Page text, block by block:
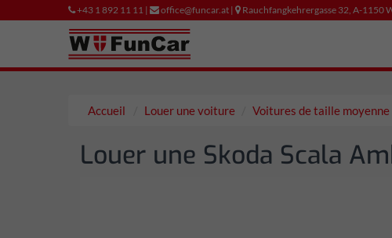
+43 1 892 11 11 | office@funcar.at | Rauchfangkehrergasse 32, A-1150
Accueil Louer une voiture Voitures de taille moyenne
Louer une Skoda Scala